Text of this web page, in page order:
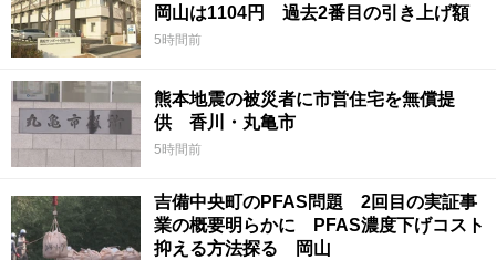
岡山は1104円 過去2番目の引き上げ額
5時間前
熊本地震の被災者に市営住宅を無償提
供 香川・丸亀市
5時間前
吉備中央町のPFAS問題 2回目の実証事
業の概要明らかに PFAS濃度下げコスト
抑える方法探る 岡山